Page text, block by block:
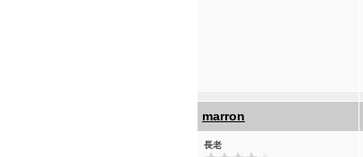
marron
長老